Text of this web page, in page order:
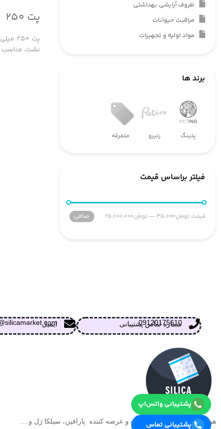
پت 250
پت
نشت، مناسب
ظروف آرایشی بهداشتی
مراقبت حیوانات
مواد اولیه و تجهیزات
برند ها
پتینگ رتیرو متفرقه
فیلتر براساس قیمت
صافی قيمت:تومان35,000 —تومان25,000,000
شماره تماس پشتیبانی
09120175610 ایمیل
هولدینگ آلکا بنداس تولید کننده و عرضه کننده پارافین، سیلکا ژل و….
پشتیبانی واتس‌اپ
پشتیبانی تماس